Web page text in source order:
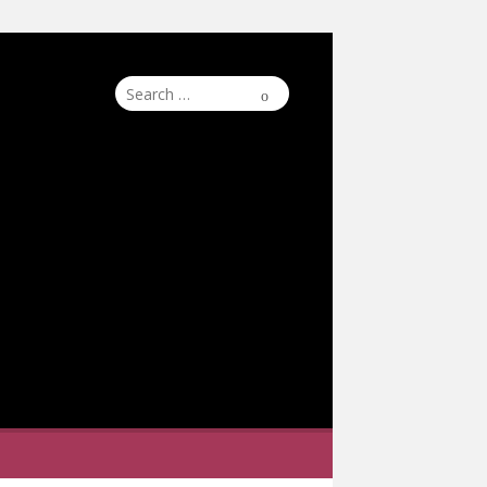
Search
for:
Search